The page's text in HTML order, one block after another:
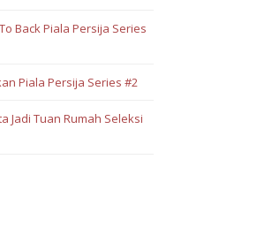
Back Piala Persija Series
Piala Persija Series #2
Jadi Tuan Rumah Seleksi